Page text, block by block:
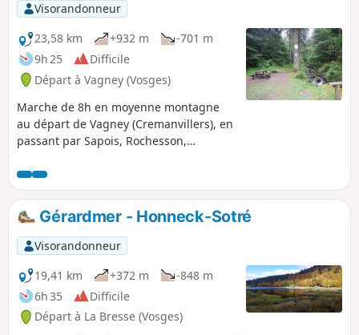
Visorandonneur
23,58 km
+932 m
-701 m
9h 25
Difficile
Départ à Vagney (Vosges)
Marche de 8h en moyenne montagne
au départ de Vagney (Cremanvillers), en
passant par Sapois, Rochesson,
Grosse Pierre, arrivée à La Bresse.
Gérardmer - Honneck-Sotré
Visorandonneur
19,41 km
+372 m
-848 m
6h 35
Difficile
Départ à La Bresse (Vosges)